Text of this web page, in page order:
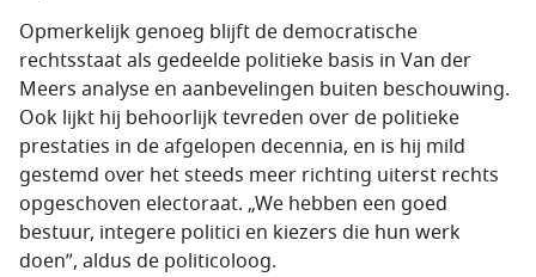
Opmerkelijk genoeg blijft de democratische
rechtsstaat als gedeelde politieke basis in Van der
Meers analyse en aanbevelingen buiten beschouwing.
Ook lijkt hij behoorlijk tevreden over de politieke
prestaties in de afgelopen decennia, en is hij mild
gestemd over het steeds meer richting uiterst rechts
opgeschoven electoraat. „We hebben een goed
bestuur, integere politici en kiezers die hun werk
doen”, aldus de politicoloog.